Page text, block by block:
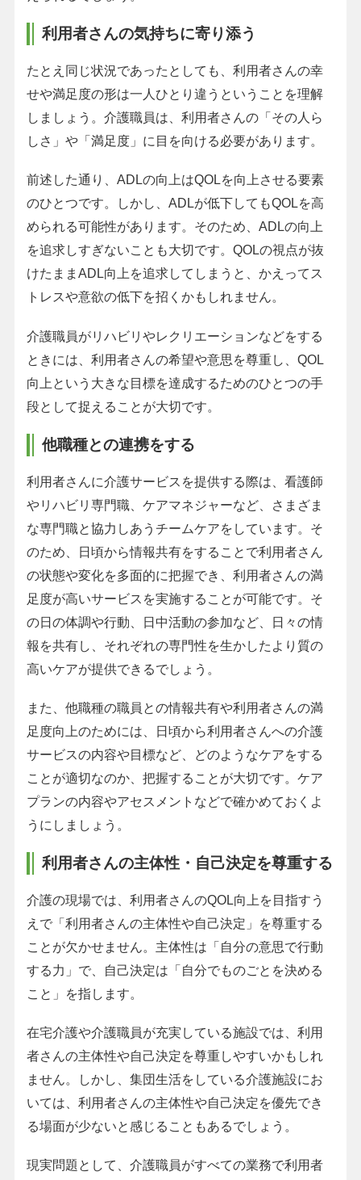
利用者さんの気持ちに寄り添う
たとえ同じ状況であったとしても、利用者さんの幸
せや満足度の形は一人ひとり違うということを理解
しましょう。介護職員は、利用者さんの「その人ら
しさ」や「満足度」に目を向ける必要があります。
前述した通り、ADLの向上はQOLを向上させる要素
のひとつです。しかし、ADLが低下してもQOLを高
められる可能性があります。そのため、ADLの向上
を追求しすぎないことも大切です。QOLの視点が抜
けたままADL向上を追求してしまうと、かえってス
トレスや意欲の低下を招くかもしれません。
介護職員がリハビリやレクリエーションなどをする
ときには、利用者さんの希望や意思を尊重し、QOL
向上という大きな目標を達成するためのひとつの手
段として捉えることが大切です。
他職種との連携をする
利用者さんに介護サービスを提供する際は、看護師
やリハビリ専門職、ケアマネジャーなど、さまざま
な専門職と協力しあうチームケアをしています。そ
のため、日頃から情報共有をすることで利用者さん
の状態や変化を多面的に把握でき、利用者さんの満
足度が高いサービスを実施することが可能です。そ
の日の体調や行動、日中活動の参加など、日々の情
報を共有し、それぞれの専門性を生かしたより質の
高いケアが提供できるでしょう。
また、他職種の職員との情報共有や利用者さんの満
足度向上のためには、日頃から利用者さんへの介護
サービスの内容や目標など、どのようなケアをする
ことが適切なのか、把握することが大切です。ケア
プランの内容やアセスメントなどで確かめておくよ
うにしましょう。
利用者さんの主体性・自己決定を尊重する
介護の現場では、利用者さんのQOL向上を目指すう
えで「利用者さんの主体性や自己決定」を尊重する
ことが欠かせません。主体性は「自分の意思で行動
する力」で、自己決定は「自分でものごとを決める
こと」を指します。
在宅介護や介護職員が充実している施設では、利用
者さんの主体性や自己決定を尊重しやすいかもしれ
ません。しかし、集団生活をしている介護施設にお
いては、利用者さんの主体性や自己決定を優先でき
る場面が少ないと感じることもあるでしょう。
現実問題として、介護職員がすべての業務で利用者